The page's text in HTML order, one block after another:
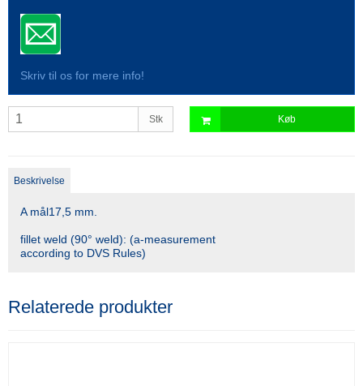
Skriv til os for mere info!
Stk Køb
Beskrivelse
A mål17,5 mm.
fillet weld (90° weld): (a-measurement
according to DVS Rules)
Relaterede produkter